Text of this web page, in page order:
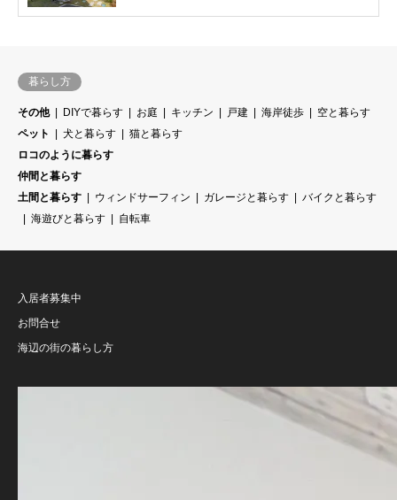
暮らし方
その他 DIYで暮らす お庭 キッチン 戸建 海岸徒歩
空と暮らす
ペット
犬と暮らす
猫と暮らす
ロコのように暮らす
仲間と暮らす
土間と暮らす
ウィンドサーフィン ガレージと暮らす
バイクと暮らす
海遊びと暮らす
自転車
入居者募集中
お問合せ
海辺の街の暮らし方